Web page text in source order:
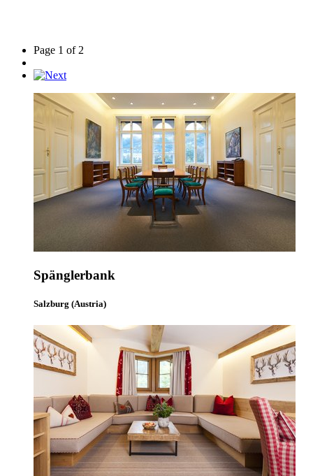
Page 1 of 2
Spänglerbank
Salzburg (Austria)